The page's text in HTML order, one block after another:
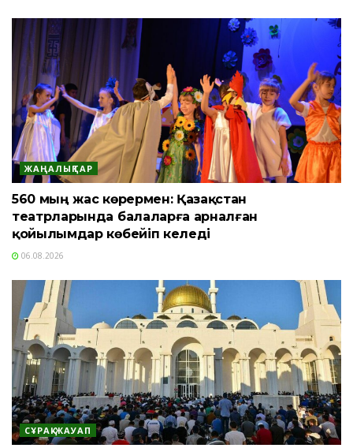
ЖАҢАЛЫҚТАР
560 мың жас көрермен: Қазақстан
театрларында балаларға арналған
қойылымдар көбейіп келеді
06.08.2026
СҰРАҚ-ЖАУАП